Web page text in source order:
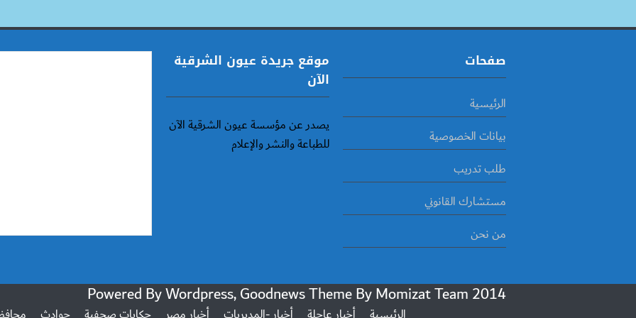
صفحات
الرئيسية
بيانات الخصوصية
طلب تدريب
مستشارك القانوني
من نحن
موقع جريدة عيون الشرقية
الآن
يصدر عن مؤسسة عيون الشرقية الآن
للطباعة والنشر والإعلام
2014 Powered By Wordpress, Goodnews Theme By
Momizat Team